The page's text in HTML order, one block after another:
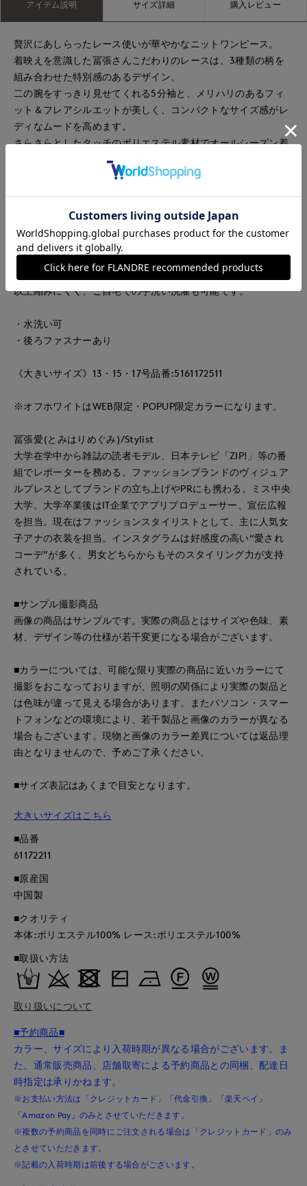
アイテム説明 サイズ詳細 購入レビュー
贅沢にあしらったレース使いが華やかなニットワンピース。
着映えを意識した冨張さんこだわりのレースは、3種類の柄を
組み合わせた特別感のあるデザイン。
二の腕をすっきり見せてくれる5分袖と、メリハリのあるフィ
ット＆フレアシルエットが美しく、コンパクトなサイズ感がレ
ディなムードを高めます。
さらさらとしたタッチのポリエステル素材でオールシーズン着
用でき、ニットならではのフィット感と着心地の良さも魅力。
ヌン活や女子会など、特別な日にもおすすめの一着です。
発色の良さと伸縮性に優れた、スポンディッシュで柔らかな風
合いが魅力のニット素材。
軽量で着心地も良く、快適にご着用いただけます。
編地の段階で一度蒸気による縮絨工程を施しているため、これ
以上縮みにくく、ご自宅での手洗い洗濯も可能です。
・水洗い可
・後ろファスナーあり
《大きいサイズ》13・15・17号品番:5161172511
※オフホワイトはWEB限定・POPUP限定カラーになります。
冨張愛(とみはりめぐみ)/Stylist
大学在学中から雑誌の読者モデル、日本テレビ「ZIP!」等の番
組でレポーターを務める。ファッションブランドのヴィジュア
ルプレスとしてブランドの立ち上げやPRにも携わる。ミス中央
大学。大学卒業後はIT企業でアプリプロデューサー、宣伝広報
を担当。現在はファッションスタイリストとして、主に人気女
子アナの衣装を担当。インスタグラムは好感度の高い“愛され
コーデ”が多く、男女どちらからもそのスタイリング力が支持
されている。
■サンプル撮影商品
画像の商品はサンプルです。実際の商品とはサイズや色味、素
材、デザイン等の仕様が若干変更になる場合がございます。
■カラーについては、可能な限り実際の商品に近いカラーにて
撮影をおこなっておりますが、照明の関係により実際の製品と
は色味が違って見える場合があります。またパソコン・スマー
トフォンなどの環境により、若干製品と画像のカラーが異なる
場合もございます。現物と画像のカラー差異については返品理
由となりませんので、予めご了承ください。
■サイズ表記はあくまで目安となります。
大きいサイズはこちら
■品番
61172211
■原産国
中国製
■クオリティ
本体:ポリエステル100% レース:ポリエステル100%
■取扱い方法
取り扱いについて
■予約商品■
カラー、サイズにより入荷時期が異なる場合がございます。ま
た、通常販売商品、店舗取寄による予約商品との同梱、配達日
時指定は承りかねます。
※お支払い方法は「クレジットカード」「代金引換」「楽天ペイ」
「Amazon Pay」のみとさせていただきます。
※複数の予約商品を同時にご注文される場合は「クレジットカード」のみ
とさせていただきます。
※記載の入荷時期は前後する場合がございます。